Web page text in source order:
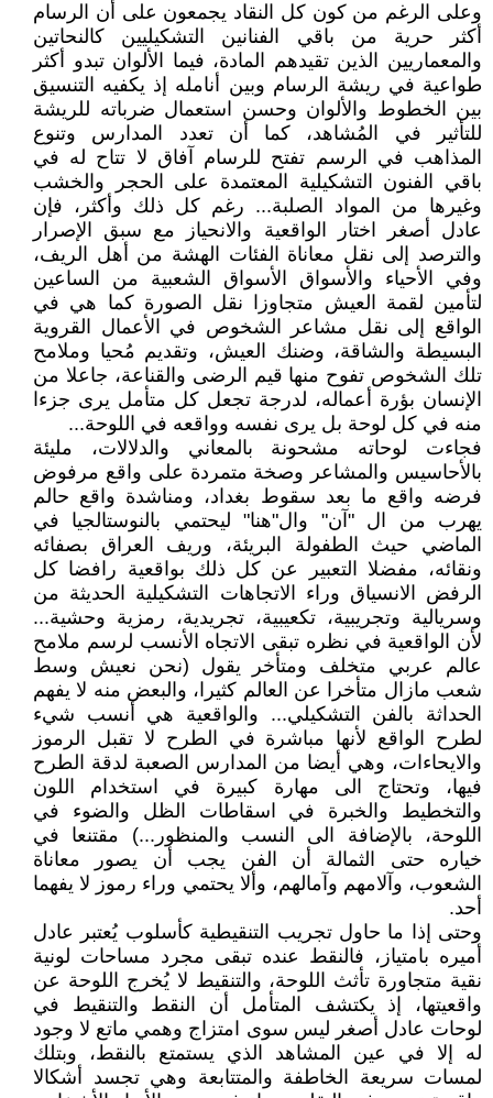
وعلى الرغم من كون كل النقاد يجمعون على أن الرسام
أكثر حرية من باقي الفنانين التشكيليين كالنحاتين
والمعماريين الذين تقيدهم المادة، فيما الألوان تبدو أكثر
طواعية في ريشة الرسام وبين أنامله إذ يكفيه التنسيق
بين الخطوط والألوان وحسن استعمال ضرباته للريشة
للتأثير في المُشاهد، كما أن تعدد المدارس وتنوع
المذاهب في الرسم تفتح للرسام آفاق لا تتاح له في
باقي الفنون التشكيلية المعتمدة على الحجر والخشب
وغيرها من المواد الصلبة... رغم كل ذلك وأكثر، فإن
عادل أصغر اختار الواقعية والانحياز مع سبق الإصرار
والترصد إلى نقل معاناة الفئات الهشة من أهل الريف،
وفي الأحياء والأسواق الأسواق الشعبية من الساعين
لتأمين لقمة العيش متجاوزا نقل الصورة كما هي في
الواقع إلى نقل مشاعر الشخوص في الأعمال القروية
البسيطة والشاقة، وضنك العيش، وتقديم مُحيا وملامح
تلك الشخوص تفوح منها قيم الرضى والقناعة، جاعلا من
الإنسان بؤرة أعماله، لدرجة تجعل كل متأمل يرى جزءا
منه في كل لوحة بل يرى نفسه وواقعه في اللوحة...
فجاءت لوحاته مشحونة بالمعاني والدلالات، مليئة
بالأحاسيس والمشاعر وصخة متمردة على واقع مرفوض
فرضه واقع ما بعد سقوط بغداد، ومناشدة واقع حالم
يهرب من ال "آن" وال"هنا" ليحتمي بالنوستالجيا في
الماضي حيث الطفولة البريئة، وريف العراق بصفائه
ونقائه، مفضلا التعبير عن كل ذلك بواقعية رافضا كل
الرفض الانسياق وراء الاتجاهات التشكيلية الحديثة من
وسريالية وتجريبية، تكعيبية، تجريدية، رمزية وحشية...
لأن الواقعية في نظره تبقى الاتجاه الأنسب لرسم ملامح
عالم عربي متخلف ومتأخر يقول (نحن نعيش وسط
شعب مازال متأخرا عن العالم كثيرا، والبعض منه لا يفهم
الحداثة بالفن التشكيلي... والواقعية هي أنسب شيء
لطرح الواقع لأنها مباشرة في الطرح لا تقبل الرموز
والايحاءات، وهي أيضا من المدارس الصعبة لدقة الطرح
فيها، وتحتاج الى مهارة كبيرة في استخدام اللون
والتخطيط والخبرة في اسقاطات الظل والضوء في
اللوحة، بالإضافة الى النسب والمنظور...) مقتنعا في
خياره حتى الثمالة أن الفن يجب أن يصور معاناة
الشعوب، وآلامهم وآمالهم، وألا يحتمي وراء رموز لا يفهما
أحد.
وحتى إذا ما حاول تجريب التنقيطية كأسلوب يُعتبر عادل
أميره بامتياز، فالنقط عنده تبقى مجرد مساحات لونية
نقية متجاورة تأثث اللوحة، والتنقيط لا يُخرج اللوحة عن
واقعيتها، إذ يكتشف المتأمل أن النقط والتنقيط في
لوحات عادل أصغر ليس سوى امتزاج وهمي ماتع لا وجود
له إلا في عين المشاهد الذي يستمتع بالنقط، وبتلك
لمسات سريعة الخاطفة والمتتابعة وهي تجسد أشكالا